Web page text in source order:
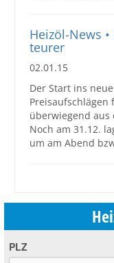
Heizöl-News
teurer
02.01.15
Der Start ins
Preisaufschlägen
überwiegend aus
Noch am 31.12.
um am Abend
PLZ